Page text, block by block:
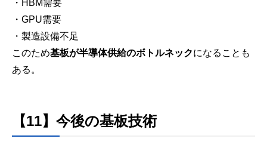
・HBM需要
・GPU需要
・製造設備不足
このため基板が半導体供給のボトルネックになることも
ある。
【11】今後の基板技術